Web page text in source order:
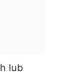
lub